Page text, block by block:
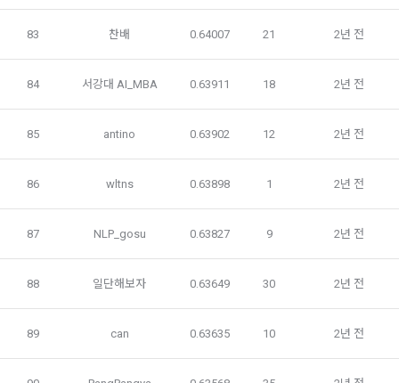
제 11 조 (지급방법)
“사이트”에서 구매한 재화 및 서비스에 대한 대금지급방법은 다
음 각 호의 방법 중 가용한 방법으로 할 수 있다. 단, “회사”는 이
용자의 지급방법에 대하여 재화 및 서비스 등의 대금에 어떠한
다. 온라인 무통장 입금
라. 전자화폐에 의한 결제
마. 마일리지 등 “사이트”가 지급한 포인트에 의한 결제
바. “사이트”와 계약을 맺었거나 “사이트”가 인정한 상품권에 의
한 결제
사. 기타 전자적 지급 방법에 의한 대금 지급 등
제 12 조 (수신확인통지․구매 신청 변경 및 취소)
-개인정보를 제공받는 자의 개인정보 이용 목적 : 채용을 위한
적합자 확인
-제공하는 개인정보의 항목 : 데이콘 인재풀 등록시 수집하는 항
2) 채용에 지원하는 경우
개인정보를 제공.
드시 사전에 고지하며 이용자의 개인정보에 대한 동의철회의 선
택권을 부여합니다.
83 찬배 0.64007 21 2년 전
84 서강대 AI_MBA 0.63911 18 2년 전
85 antino 0.63902 12 2년 전
86 wltns 0.63898 1 2년 전
87 NLP_gosu 0.63827 9 2년 전
88 일단해보자 0.63649 30 2년 전
89 can 0.63635 10 2년 전